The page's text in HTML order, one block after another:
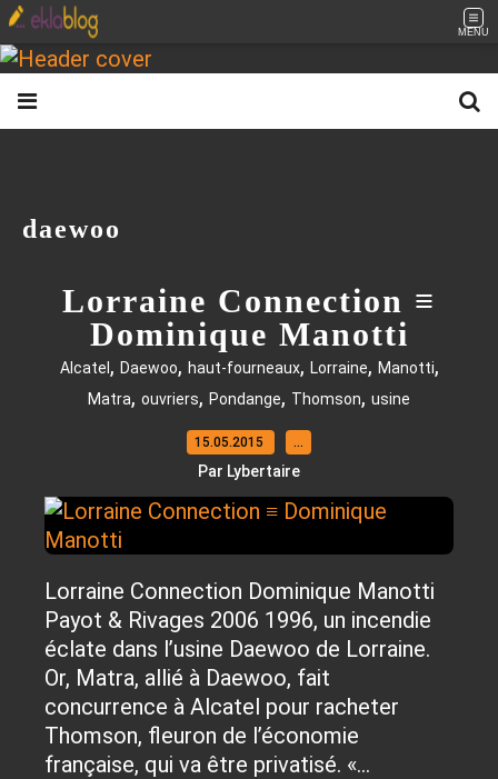
MENU
daewoo
Lorraine Connection ≡
Dominique Manotti
Alcatel , Daewoo, haut-fourneaux, Lorraine, Manotti,
Matra, ouvriers, Pondange, Thomson, usine
15.05.2015 …
Par Lybertaire
Lorraine Connection Dominique Manotti
Payot & Rivages 2006 1996, un incendie
éclate dans l’usine Daewoo de Lorraine.
Or, Matra, allié à Daewoo, fait
concurrence à Alcatel pour racheter
Thomson, fleuron de l’économie
française, qui va être privatisé. «...